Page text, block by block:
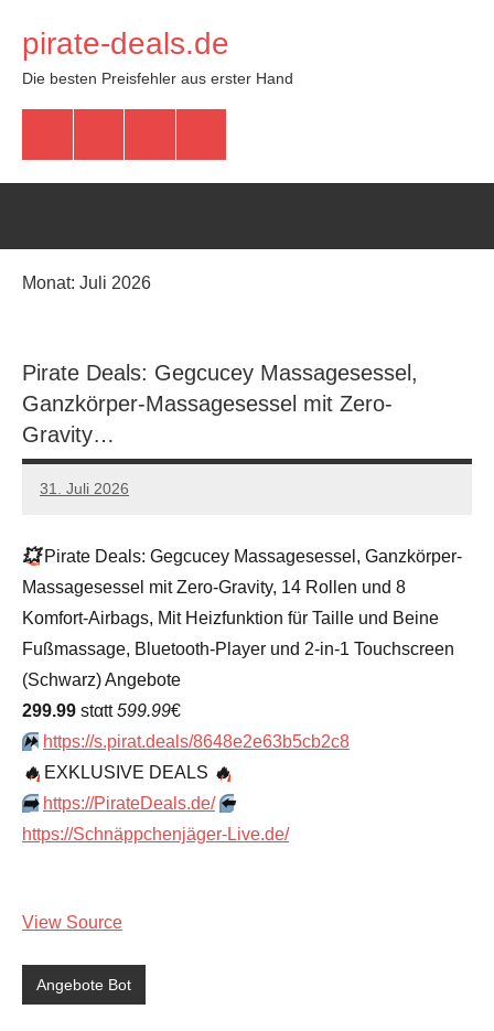
Inhalt
springen
pirate-deals.de
Die besten Preisfehler aus erster Hand
Monat: Juli 2026
Pirate Deals: Gegcucey Massagesessel,
Ganzkörper-Massagesessel mit Zero-
Gravity…
31. Juli 2026
admin
Keine
💥Pirate Deals: Gegcucey Massagesessel, Ganzkörper-
Massagesessel mit Zero-Gravity, 14 Rollen und 8
Komfort-Airbags, Mit Heizfunktion für Taille und Beine
Fußmassage, Bluetooth-Player und 2-in-1 Touchscreen
(Schwarz) Angebote
299.99 stαtt599.99€
⏩️ https://s.pirat.deals/8648e2e63b5cb2c8
🔥 EXKLUSIVE DEALS 🔥
➡️ https://PirateDeals.de/ ⬅️
https://Schnäppchenjäger-Live.de/
View Source
Angebote Bot